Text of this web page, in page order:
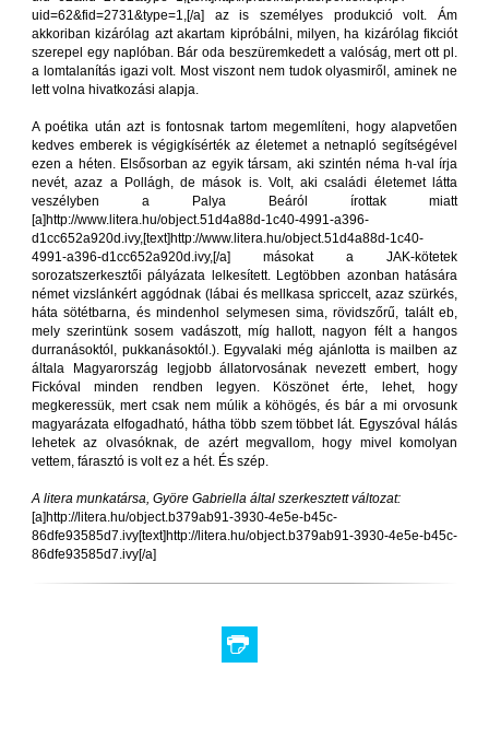
uid=62&fid=2731&type=1,[/a] az is személyes produkció volt. Ám
akkoriban kizárólag azt akartam kipróbálni, milyen, ha kizárólag fikciót
szerepel egy naplóban. Bár oda beszüremkedett a valóság, mert ott pl.
a lomtalanítás igazi volt. Most viszont nem tudok olyasmiről, aminek ne
lett volna hivatkozási alapja.
A poétika után azt is fontosnak tartom megemlíteni, hogy alapvetően
kedves emberek is végigkísérték az életemet a netnapló segítségével
ezen a héten. Elsősorban az egyik társam, aki szintén néma h-val írja
nevét, azaz a Pollágh, de mások is. Volt, aki családi életemet látta
veszélyben a Palya Beáról írottak miatt
[a]http://www.litera.hu/object.51d4a88d-1c40-4991-a396-
d1cc652a920d.ivy,[text]http://www.litera.hu/object.51d4a88d-1c40-
4991-a396-d1cc652a920d.ivy,[/a] másokat a JAK-kötetek
sorozatszerkesztői pályázata lelkesített. Legtöbben azonban hatására
német vizslánkért aggódnak (lábai és mellkasa spriccelt, azaz szürkés,
háta sötétbarna, és mindenhol selymesen sima, rövidszőrű, talált eb,
mely szerintünk sosem vadászott, míg hallott, nagyon félt a hangos
durranásoktól, pukkanásoktól.). Egyvalaki még ajánlotta is mailben az
általa Magyarország legjobb állatorvosának nevezett embert, hogy
Fickóval minden rendben legyen. Köszönet érte, lehet, hogy
megkeressük, mert csak nem múlik a köhögés, és bár a mi orvosunk
magyarázata elfogadható, hátha több szem többet lát. Egyszóval hálás
lehetek az olvasóknak, de azért megvallom, hogy mivel komolyan
vettem, fárasztó is volt ez a hét. És szép.
A litera munkatársa, Györe Gabriella által szerkesztett változat:
[a]http://litera.hu/object.b379ab91-3930-4e5e-b45c-
86dfe93585d7.ivy[text]http://litera.hu/object.b379ab91-3930-4e5e-b45c-
86dfe93585d7.ivy[/a]